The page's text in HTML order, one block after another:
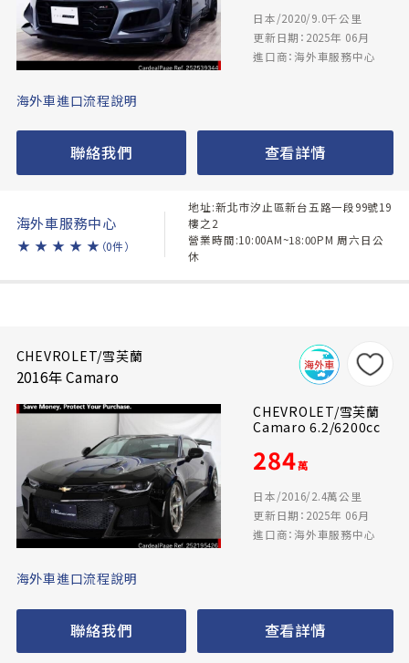
日本/2020/9.0千公里
更新日期：2025年 06月
進口商：海外車服務中心
海外車進口流程說明
聯絡我們 查看詳情
海外車服務中心
★ ★ ★ ★ ★ （0件）
地址:新北市汐止區新台五路一段99號19
樓之2
營業時間:10:00AM~18:00PM 周六日公
休
CHEVROLET/雪芙蘭
2016年 Camaro
CHEVROLET/雪芙蘭
Camaro 6.2/6200cc
284萬
日本/2016/2.4萬公里
更新日期：2025年 06月
進口商：海外車服務中心
海外車進口流程說明
聯絡我們 查看詳情